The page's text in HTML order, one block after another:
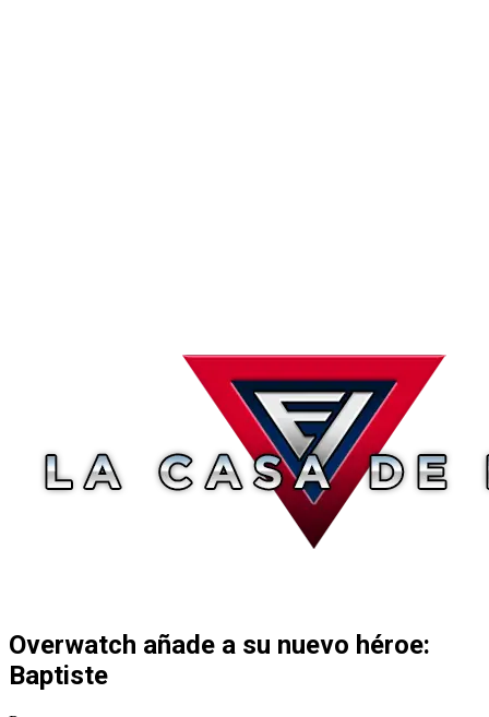
Overwatch añade a su nuevo héroe:
Baptiste